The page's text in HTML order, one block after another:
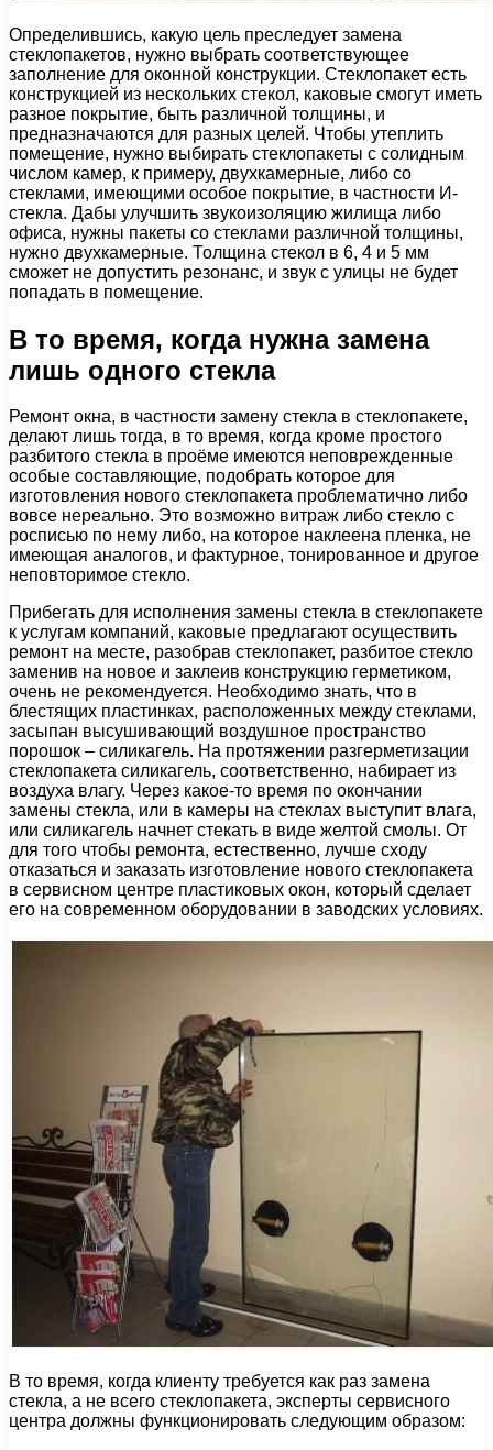
Определившись, какую цель преследует замена
стеклопакетов, нужно выбрать соответствующее
заполнение для оконной конструкции. Стеклопакет есть
конструкцией из нескольких стекол, каковые смогут иметь
разное покрытие, быть различной толщины, и
предназначаются для разных целей. Чтобы утеплить
помещение, нужно выбирать стеклопакеты с солидным
числом камер, к примеру, двухкамерные, либо со
стеклами, имеющими особое покрытие, в частности И-
стекла. Дабы улучшить звукоизоляцию жилища либо
офиса, нужны пакеты со стеклами различной толщины,
нужно двухкамерные. Толщина стекол в 6, 4 и 5 мм
сможет не допустить резонанс, и звук с улицы не будет
попадать в помещение.
В то время, когда нужна замена
лишь одного стекла
Ремонт окна, в частности замену стекла в стеклопакете,
делают лишь тогда, в то время, когда кроме простого
разбитого стекла в проёме имеются неповрежденные
особые составляющие, подобрать которое для
изготовления нового стеклопакета проблематично либо
вовсе нереально. Это возможно витраж либо стекло с
росписью по нему либо, на которое наклеена пленка, не
имеющая аналогов, и фактурное, тонированное и другое
неповторимое стекло.
Прибегать для исполнения замены стекла в стеклопакете
к услугам компаний, каковые предлагают осуществить
ремонт на месте, разобрав стеклопакет, разбитое стекло
заменив на новое и заклеив конструкцию герметиком,
очень не рекомендуется. Необходимо знать, что в
блестящих пластинках, расположенных между стеклами,
засыпан высушивающий воздушное пространство
порошок – силикагель. На протяжении разгерметизации
стеклопакета силикагель, соответственно, набирает из
воздуха влагу. Через какое-то время по окончании
замены стекла, или в камеры на стеклах выступит влага,
или силикагель начнет стекать в виде желтой смолы. От
для того чтобы ремонта, естественно, лучше сходу
отказаться и заказать изготовление нового стеклопакета
в сервисном центре пластиковых окон, который сделает
его на современном оборудовании в заводских условиях.
В то время, когда клиенту требуется как раз замена
стекла, а не всего стеклопакета, эксперты сервисного
центра должны функционировать следующим образом: